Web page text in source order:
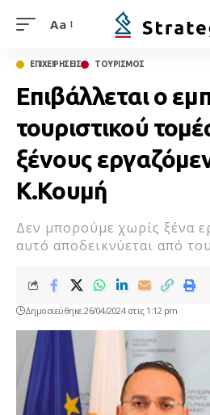
Aa
ΕΠΙΧΕΙΡΗΣΕΙΣ ΤΟΥΡΙΣΜΟΣ
Επιβάλλεται ο
τουριστικού
ξένους
Κ.Κουμή
Δεν μπορούμε χωρίς ξένα
αυτό αποδεικνύεται από
Δημοσιεύθηκε 26/04/2024 στις 1:12 pm